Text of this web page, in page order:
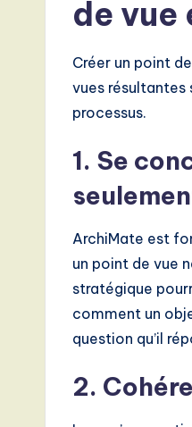
de
Créer un point
vues résultantes
processus.
1. Se
ArchiMate est
un point de vue
stratégique
comment un
question qu’il
2.